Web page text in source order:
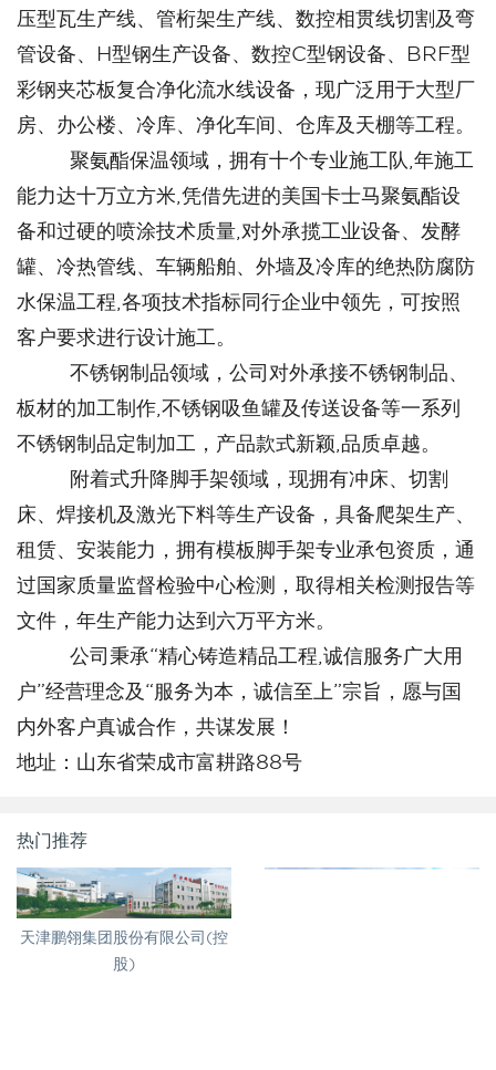
压型瓦生产线、管桁架生产线、数控相贯线切割及弯
管设备、H型钢生产设备、数控C型钢设备、BRF型
彩钢夹芯板复合净化流水线设备，现广泛用于大型厂
房、办公楼、冷库、净化车间、仓库及天棚等工程。
聚氨酯保温领域，拥有十个专业施工队,年施工
能力达十万立方米,凭借先进的美国卡士马聚氨酯设
备和过硬的喷涂技术质量,对外承揽工业设备、发酵
罐、冷热管线、车辆船舶、外墙及冷库的绝热防腐防
水保温工程,各项技术指标同行企业中领先，可按照
客户要求进行设计施工。
不锈钢制品领域，公司对外承接不锈钢制品、
板材的加工制作,不锈钢吸鱼罐及传送设备等一系列
不锈钢制品定制加工，产品款式新颖,品质卓越。
附着式升降脚手架领域，现拥有冲床、切割
床、焊接机及激光下料等生产设备，具备爬架生产、
租赁、安装能力，拥有模板脚手架专业承包资质，通
过国家质量监督检验中心检测，取得相关检测报告等
文件，年生产能力达到六万平方米。
公司秉承“精心铸造精品工程,诚信服务广大用
户”经营理念及“服务为本，诚信至上”宗旨，愿与国
内外客户真诚合作，共谋发展！
地址：山东省荣成市富耕路88号
热门推荐
天津鹏翎集团股份有限公司(控
股)